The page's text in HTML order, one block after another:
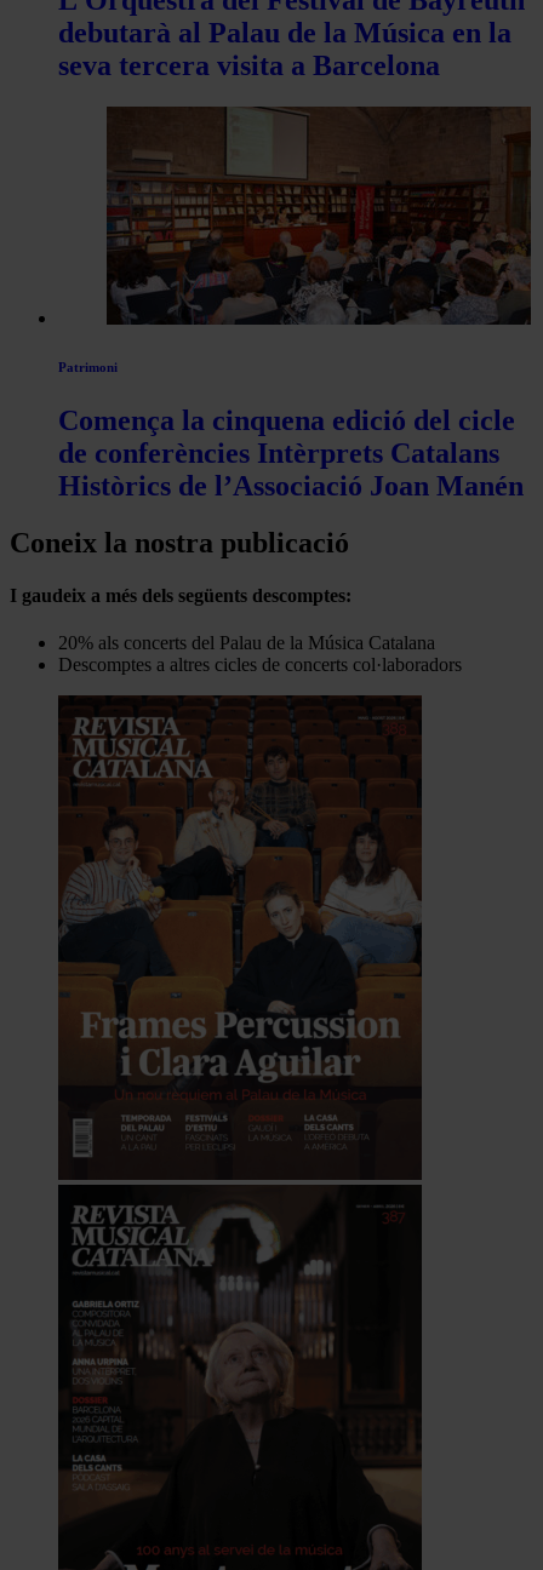
debutarà al Palau de la Música en la
seva tercera visita a Barcelona
Patrimoni
Comença la cinquena edició del cicle
de conferències Intèrprets Catalans
Històrics de l’Associació Joan Manén
Coneix la nostra publicació
I gaudeix a més dels següents descomptes:
20% als concerts del Palau de la Música Catalana
Descomptes a altres cicles de concerts col·laboradors